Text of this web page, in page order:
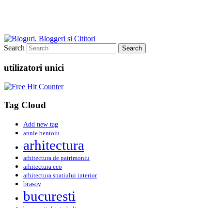
Search
utilizatori unici
Tag Cloud
Add new tag
annie bentoiu
arhitectura
arhitectura de patrimoniu
arhitectura eco
arhitectura spatiului interior
brasov
bucuresti